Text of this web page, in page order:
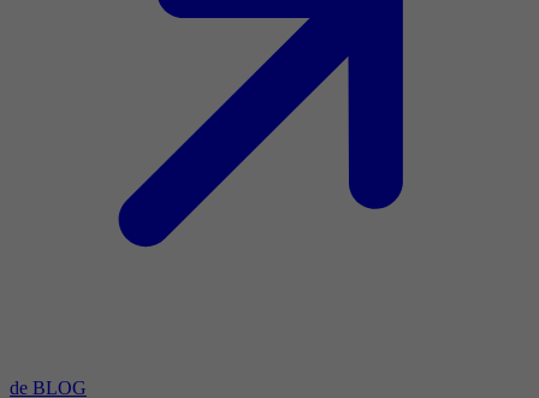
de BLOG